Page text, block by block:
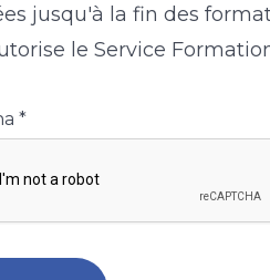
jusqu'à la fin des
le Service
*